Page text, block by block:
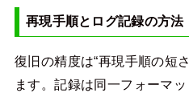
再現手順とログ記録の方法
復旧の精度は“再現手順の短
ます。記録は同一フォーマ